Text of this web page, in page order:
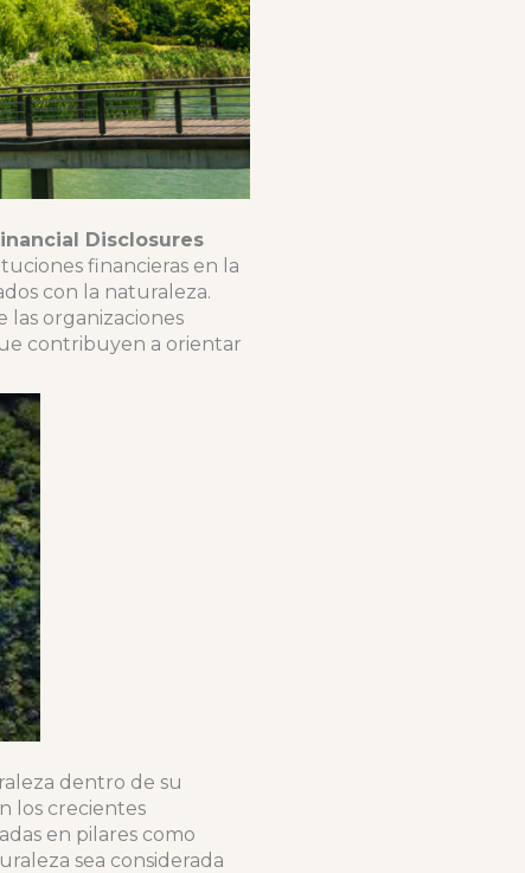
Disclosures
financieras en la
con la naturaleza.
las organizaciones
contribuyen a orientar
dentro de su
los crecientes
en pilares como
sea considerada